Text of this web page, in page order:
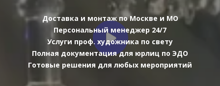
Доставка и монтаж по Москве и МО
Персональный менеджер 24/7
Услуги проф. художника по свету
Полная документация для юрлиц по ЭДО
Готовые решения для любых мероприятий